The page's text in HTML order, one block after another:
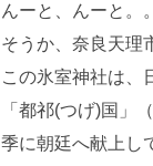
んーと、んーと。
そうか、奈良天理
この氷室神社は、
「都祁(つげ)国」
季に朝廷へ献上し